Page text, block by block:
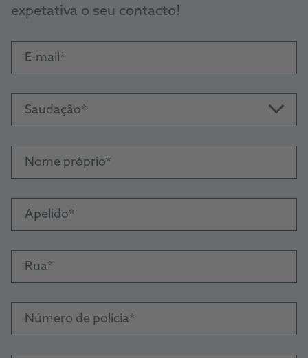
expetativa o seu contacto!
E-mail
Saudação
Nome próprio
Apelido
Rua
Número de polícia